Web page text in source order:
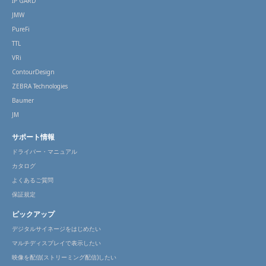
JMW
PureFi
TTL
VRi
ContourDesign
ZEBRA Technologies
Baumer
JM
サポート情報
ドライバー・マニュアル
カタログ
よくあるご質問
保証規定
ピックアップ
デジタルサイネージをはじめたい
マルチディスプレイで表示したい
映像を配信(ストリーミング配信)したい